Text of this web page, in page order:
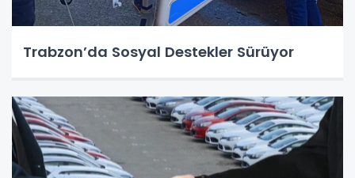
Trabzon’da Sosyal Destekler Sürüyor